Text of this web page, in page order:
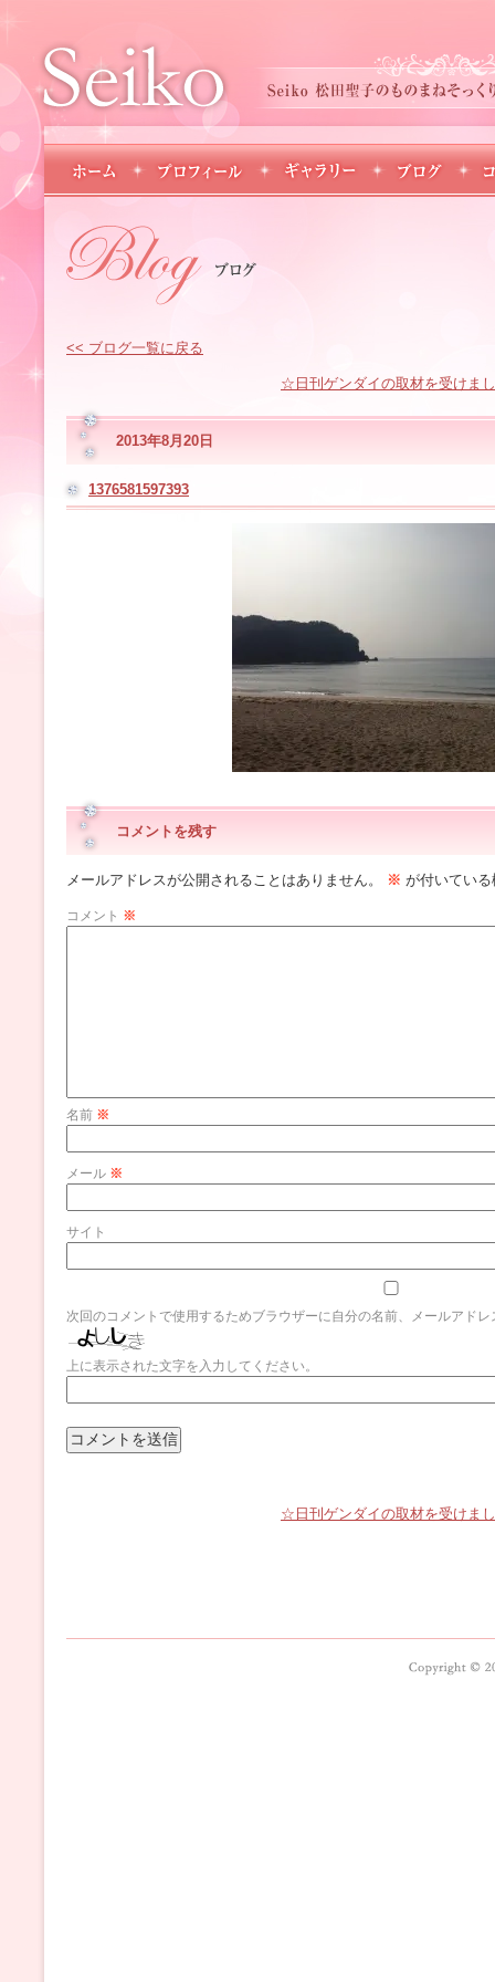
<< ブログ一覧に戻る
☆日刊ゲンダイの取材を受けま
2013年8月20日
1376581597393
コメントを残す
メールアドレスが公開されることはありません。 ※ が付いてい
コメント ※
名前 ※
メール ※
サイト
次回のコメントで使用するためブラウザーに自分の名前、メールアド
上に表示された文字を入力してください。
☆日刊ゲンダイの取材を受けま